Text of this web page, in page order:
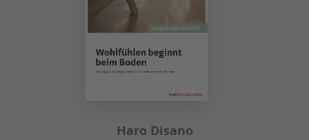
Haro Disano